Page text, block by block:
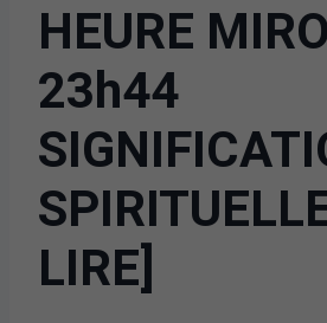
HEURE
23h44
LIRE]